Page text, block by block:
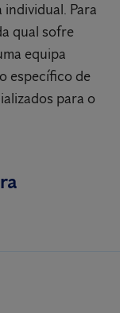
individual. Para
qual sofre
equipa
específico de
para o